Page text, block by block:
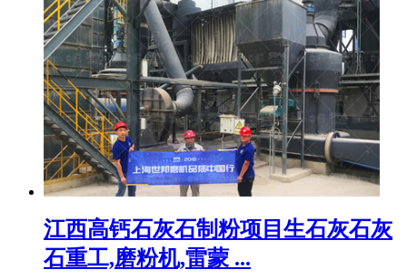
江西高钙石灰石制粉项目生石灰石灰
石重工,磨粉机,雷蒙 ...